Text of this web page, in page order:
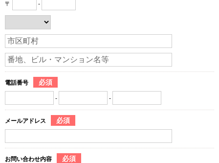
〒 -
電話番号 必須
- -
メールアドレス 必須
お問い合わせ内容 必須